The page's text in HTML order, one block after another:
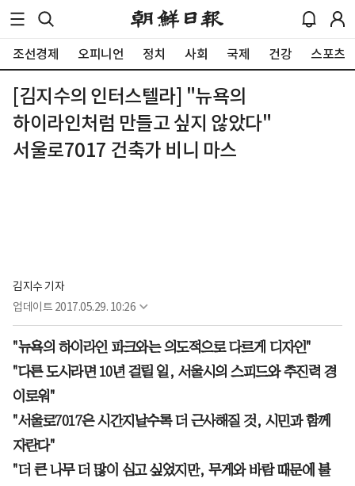
조선경제 오피니언 정치 사회 국제 건강 스포츠
[김지수의 인터스텔라] "뉴욕의
하이라인처럼 만들고 싶지 않았다"
서울로7017 건축가 비니 마스
김지수 기자
업데이트 2017.05.29. 10:26
"뉴욕의 하이라인 파크와는 의도적으로 다르게 디자인"
"다른 도시라면 10년 걸릴 일, 서울시의 스피드와 추진력 경
이로워"
"서울로7017은 시간지날수록 더 근사해질 것, 시민과 함께
자란다"
"더 큰 나무 더 많이 심고 싶었지만, 무게와 바람 때문에 불